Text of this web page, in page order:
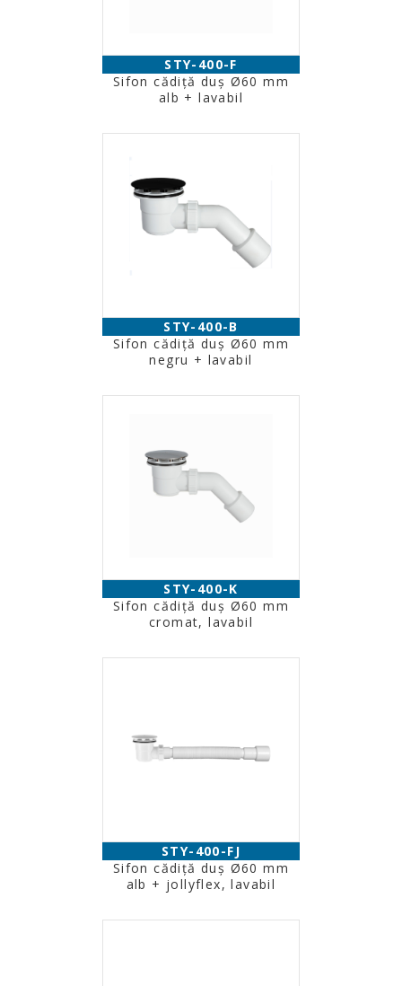
STY-400-F
Sifon cădiţă duş Ø60 mm
alb + lavabil
STY-400-B
Sifon cădiţă duş Ø60 mm
negru + lavabil
STY-400-K
Sifon cădiţă duş Ø60 mm
cromat, lavabil
STY-400-FJ
Sifon cădiţă duş Ø60 mm
alb + jollyflex, lavabil